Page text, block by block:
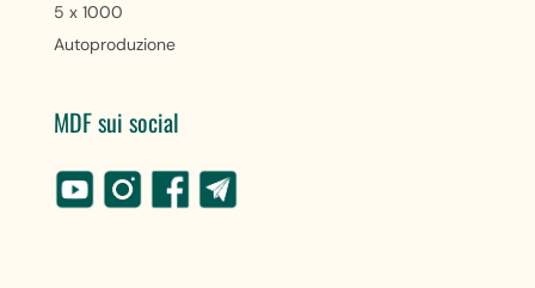
5 x 1000
Autoproduzione
MDF sui social